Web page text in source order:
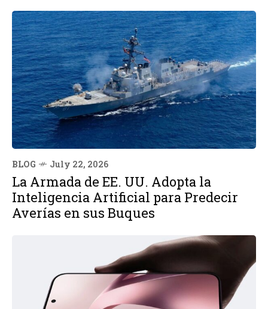
BLOG July 22, 2026
La Armada de EE. UU. Adopta la
Inteligencia Artificial para Predecir
Averías en sus Buques